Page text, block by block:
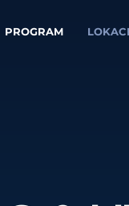
PROGRAM